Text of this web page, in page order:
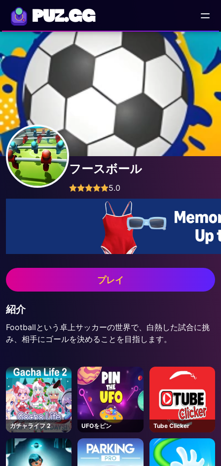
PUZ.GG
フースボール
5.0
プレイ
紹介
Footballという卓上サッカーの世界で、白熱した試合に挑
み、相手にゴールを決めることを目指します。
ガチャライフ 2 UFOをピン Tube Clicker